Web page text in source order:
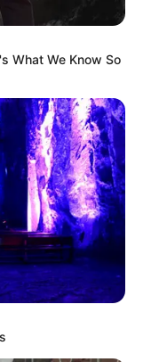
NACIONAL
pidió investigar
la Fuerza Pública
en Bogotá
EN
en la
Nacional
casa de los
What We Know So